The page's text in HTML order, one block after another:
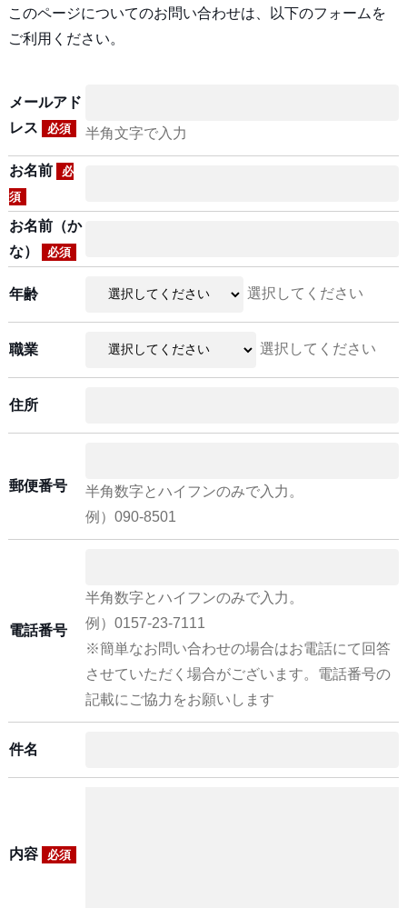
このページについてのお問い合わせは、以下のフォームを
ご利用ください。
メールアド
レス
必須 半角文字で入力
お名前
必
須
お名前（か
な）
必須
年齢 選択してください
職業 選択してください
住所
郵便番号
半角数字とハイフンのみで入力。
例）090-8501
電話番号
半角数字とハイフンのみで入力。
例）0157-23-7111
※簡単なお問い合わせの場合はお電話にて回答
させていただく場合がございます。電話番号の
記載にご協力をお願いします
件名
内容 必須